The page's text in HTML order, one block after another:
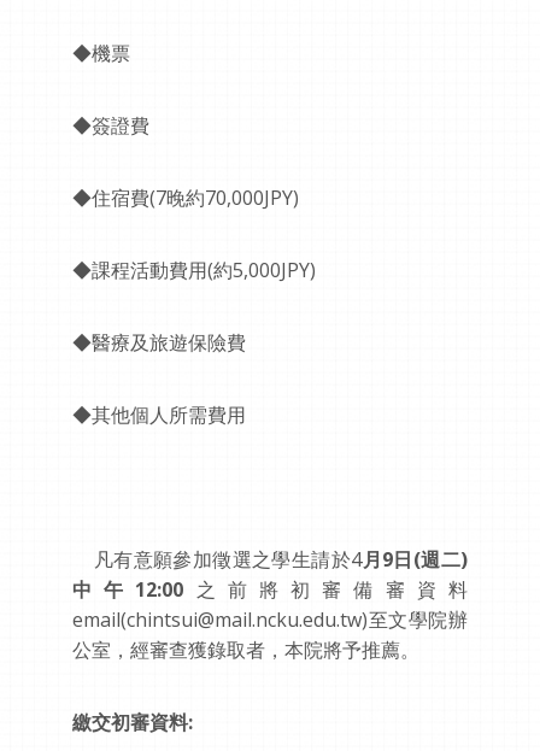
◆機票
◆簽證費
◆住宿費(7晚約70,000JPY)
◆課程活動費用(約5,000JPY)
◆醫療及旅遊保險費
◆其他個人所需費用
凡有意願參加徵選之學生請於4月9日(週二)
中午12:00 之前將初審備審資料
email(chintsui@mail.ncku.edu.tw)至文學院辦
公室，經審查獲錄取者，本院將予推薦。
繳交初審資料: